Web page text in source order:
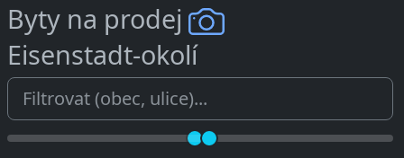
Byty na prodej
Eisenstadt-okolí